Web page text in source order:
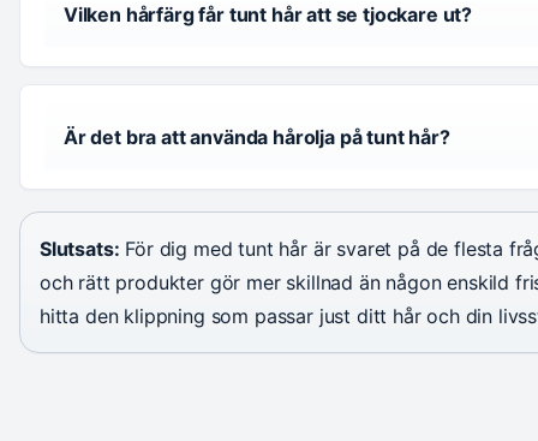
Vilken hårfärg får tunt hår att se tjockare ut?
Är det bra att använda hårolja på tunt hår?
Slutsats: För dig med tunt hår är svaret på de flesta
och rätt produkter gör mer skillnad än någon enskild
hitta den klippning som passar just ditt hår och din